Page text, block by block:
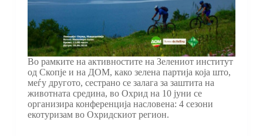
Во рамките на активностите на Зелениот институт
од Скопје и на ДОМ, како зелена партија коjа што,
меѓу другото, сестрано се залага за заштита на
животната средина, во Охрид на 10 јуни се
организира конференција насловена: 4 сезони
екотуризам во Охридскиот регион.